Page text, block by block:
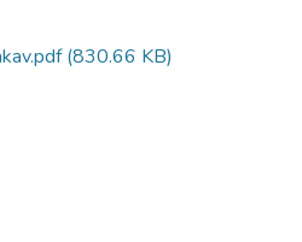
(830.66 KB)